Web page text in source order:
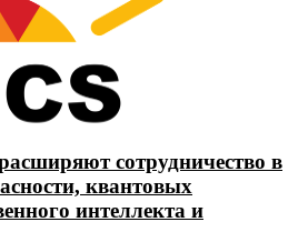
сотрудничество в
квантовых
интеллекта и